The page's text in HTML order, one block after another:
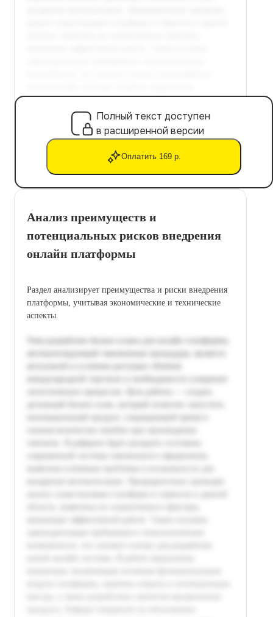
Полный текст доступен
в расширенной версии
Оплатить 169 р.
Анализ преимуществ и
потенциальных рисков внедрения
онлайн платформы
Раздел анализирует преимущества и риски внедрения
платформы, учитывая экономические и технические
аспекты.